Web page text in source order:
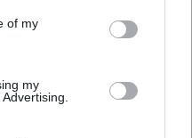
of my
my